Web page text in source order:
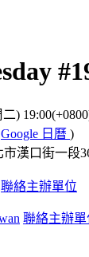
二)
Google 日曆 )
市漢口街一段
聯絡主辦單位
聯絡主辦單